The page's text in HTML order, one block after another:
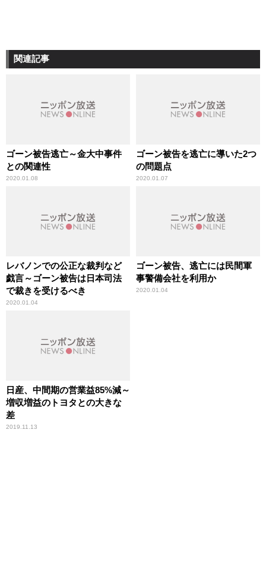
関連記事
ゴーン被告逃亡～金大中事件
との関連性
2020.01.08
ゴーン被告を逃亡に導いた2つ
の問題点
2020.01.07
レバノンでの公正な裁判など
戯言～ゴーン被告は日本司法
で裁きを受けるべき
2020.01.04
ゴーン被告、逃亡には民間軍
事警備会社を利用か
2020.01.04
日産、中間期の営業益85%減～
増収増益のトヨタとの大きな
差
2019.11.13